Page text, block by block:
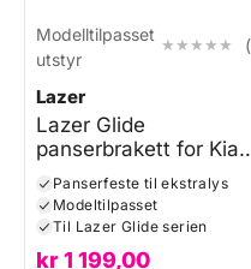
Modelltilpasset
utstyr
★★★★★
★★★★★
Lazer
Lazer Glide
panserbrakett for Kia
EV3 og EV9 2024+
Panserfeste til ekstralys
Modeltilpasset
Til Lazer Glide serien
kr1 199,00